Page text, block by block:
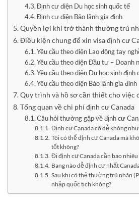
Định cư diện Du học sinh quốc tế
Định cư diện Bảo lãnh gia đình
Quyền lợi khi trở thành thường trú
Điều kiện chung để xin visa định cư
Yêu cầu theo diện Lao động tay
Yêu cầu theo diện Đầu tư – Doanh
Yêu cầu theo diện Du học sinh định
Yêu cầu theo diện Bảo lãnh gia đình
Quy trình và hồ sơ cần thiết cho việc
Tổng quan về chi phí định cư Canada
Câu hỏi thường gặp về định cư
Định cư Canada có dễ không
Tôi có thể định cư Canada mà
tốt không?
Đi định cư Canada cần bao nhiêu
Bang nào dễ định cư nhất
Sau khi có thẻ thường trú nhân
nhập quốc tịch không?